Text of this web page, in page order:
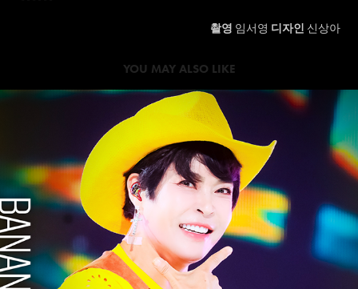
촬영 임서영 디자인 신상아
YOU MAY ALSO LIKE
2024
CHOHYERYEON